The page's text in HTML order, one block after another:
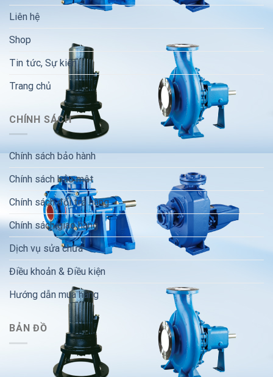
Liên hệ
Shop
Tin tức, Sự kiện
Trang chủ
CHÍNH SÁCH
Chính sách bảo hành
Chính sách bảo mật
Chính sách đổi trả hàng
Chính sách giao hàng
Dịch vụ sửa chữa
Điều khoản & Điều kiện
Hướng dẫn mua hàng
BẢN ĐỒ